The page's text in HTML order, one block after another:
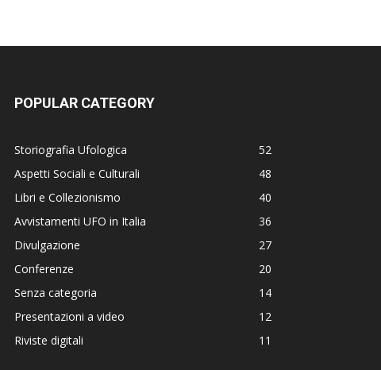
POPULAR CATEGORY
Storiografia Ufologica
52
Aspetti Sociali e Culturali
48
Libri e Collezionismo
40
Avvistamenti UFO in Italia
36
Divulgazione
27
Conferenze
20
Senza categoria
14
Presentazioni a video
12
Riviste digitali
11